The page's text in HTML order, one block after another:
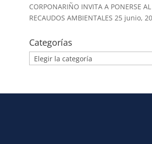
CORPONARIÑO INVITA A PONERSE
RECAUDOS AMBIENTALES 25 junio,
Categorías